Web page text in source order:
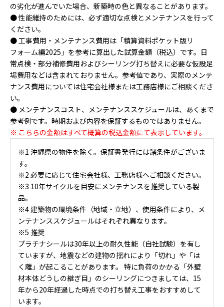
の劣化が進んでいた場合、新築時の色と異なることがあります。
● 性能維持のためには、必ず適切な点検とメンテナンスを行って
ください。
● 工事費用・メンテナンス費用は「積算資料ポケット版リ
フォーム編2025」を参考に算出した試算金額（税込）です。日
常点検・部分補修費用およびシーリング打ち替えに必要な仮設足
場費用などは含まれておりません。参考値であり、実際のメンテ
ナンス費用については住宅会社様または工務店様にご相談くださ
い。
● メンテナンスコスト、メンテナンススケジュールは、あくまで
参考例です。時期および内容を保証するものではありません。
※ こちらの金額はすべて概算の税込金額にて表示しています。
※1 沖縄県の物件を除く。保証書発行には諸条件がございま
す。
※2 必要に応じて住宅会社様、工務店様へご相談ください。
※3 10年サイクルを目安にメンテナンスを推奨している製
品。
※4 建築物の環境条件（地域・立地）、使用条件により、メ
ンテナンススケジュールはそれぞれ異なります。
※5 推奨
プラチナシールは30年以上の耐久性能（自社試験）を有し
ていますが、地震などの建物の揺れにより「切れ」や「は
く離」が起こることがあります。 特に負荷のかかる「外壁
材本体どうしの継ぎ目」のシーリングにつきましては、15
年から20年経過した時点での打ち替え工事をおすすめして
います。